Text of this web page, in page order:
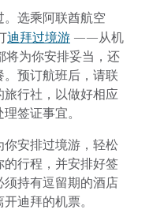
选乘阿联酋航空
迪拜过境游 ——从机
将为你安排妥当，还
预订航班后，请联
行社，以做好相应
签证事宜。
安排过境游，轻松
行程，并安排好签
持有逗留期的酒店
迪拜的机票。